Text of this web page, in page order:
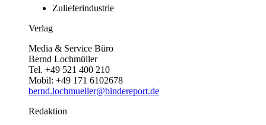
Zulieferindustrie
Verlag
Media & Service Büro
Bernd Lochmüller
Tel. +49 521 400 210
Mobil: +49 171 6102678
bernd.lochmueller@bindereport.de
Redaktion